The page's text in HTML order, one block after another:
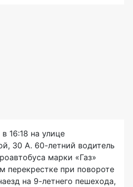
16:18 на улице
30 А. 60-летний водитель
марки «Газ»
перекрестке при повороте
на 9-летнего пешехода,